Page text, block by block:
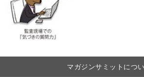
マガジンサミットにつ